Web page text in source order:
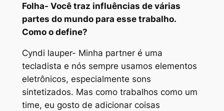
Folha- Você traz influências de várias
partes do mundo para esse trabalho.
Como o define?
Cyndi lauper- Minha partner é uma
tecladista e nós sempre usamos elementos
eletrônicos, especialmente sons
sintetizados. Mas como trabalhos como um
time, eu gosto de adicionar coisas